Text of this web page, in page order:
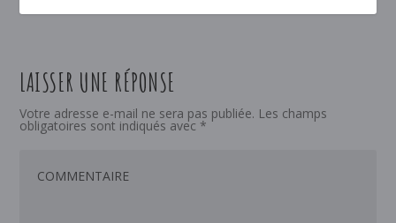
LAISSER UNE RÉPONSE
Votre adresse e-mail ne sera pas publiée. Les champs
obligatoires sont indiqués avec *